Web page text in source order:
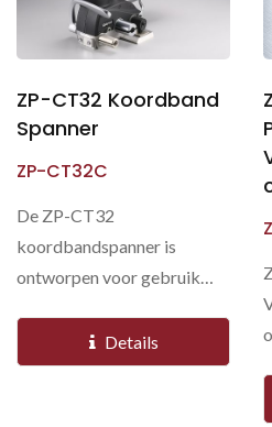
ZP-CT32 Koordband
Spanner
ZP-CT32C
De ZP-CT32
koordbandspanner is
ontworpen voor gebruik
banden in zware...
Details